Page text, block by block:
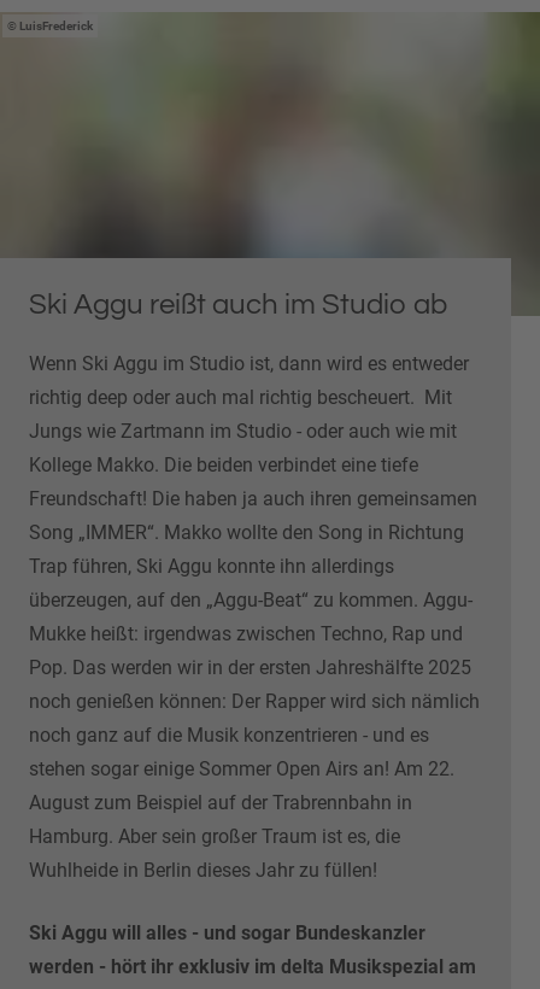
LuisFrederick
Ski Aggu reißt auch im Studio ab
Wenn Ski Aggu im Studio ist, dann wird es entweder
richtig deep oder auch mal richtig bescheuert. Mit
Jungs wie Zartmann im Studio - oder auch wie mit
Kollege Makko. Die beiden verbindet eine tiefe
Freundschaft! Die haben ja auch ihren gemeinsamen
Song „IMMER“. Makko wollte den Song in Richtung
Trap führen, Ski Aggu konnte ihn allerdings
überzeugen, auf den „Aggu-Beat“ zu kommen. Aggu-
Mukke heißt: irgendwas zwischen Techno, Rap und
Pop. Das werden wir in der ersten Jahreshälfte 2025
noch genießen können: Der Rapper wird sich nämlich
noch ganz auf die Musik konzentrieren - und es
stehen sogar einige Sommer Open Airs an! Am 22.
August zum Beispiel auf der Trabrennbahn in
Hamburg. Aber sein großer Traum ist es, die
Wuhlheide in Berlin dieses Jahr zu füllen!
Ski Aggu will alles - und sogar Bundeskanzler
werden - hört ihr exklusiv im delta Musikspezial am